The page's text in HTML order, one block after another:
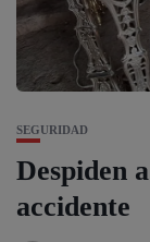
SEGURIDAD
Despiden
accidente